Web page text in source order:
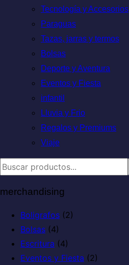
Tecnología y Accesorios
Paraguas
Tazas, jarras y termos
Bolsas
Deporte y Aventura
Eventos y Fiesta
infantil
Lluvia y Frio
Regalos y Premiums
Viaje
merchandising
Boligrafos (2)
Bolsas (4)
Escritura (4)
Eventos y Fiesta (2)